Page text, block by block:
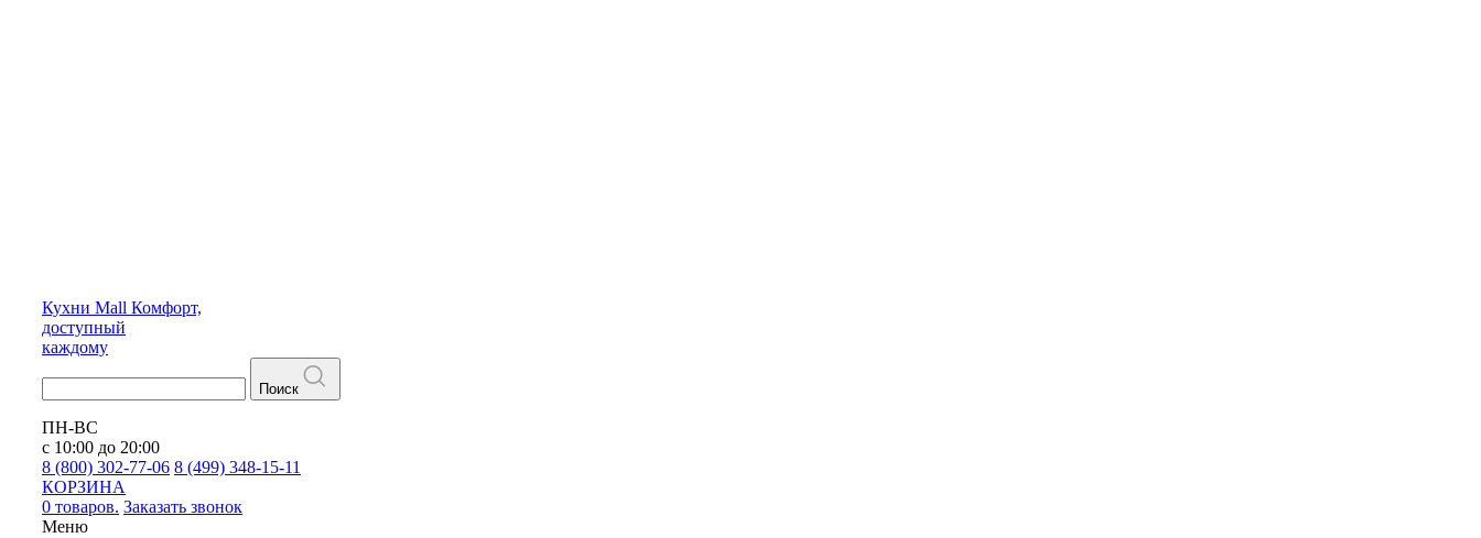
Кухни Mall Комфорт,
доступный
каждому
Поиск
ПН-ВС
с 10:00 до 20:00
8 (800) 302-77-06 8 (499) 348-15-11
КОРЗИНА
0 товаров. Заказать звонок
Меню